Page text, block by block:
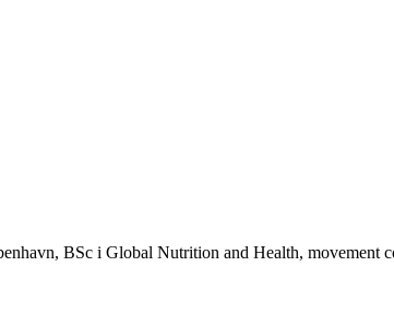
BSc i Global Nutrition and Health, movement